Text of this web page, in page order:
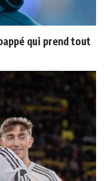
qui prend tout